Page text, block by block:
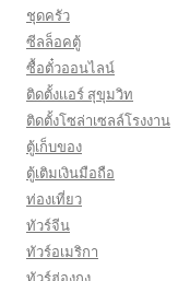
ชุดครัว
ซีลล็อคตู้
ซื้อตั๋วออนไลน์
ติดตั้งเเอร์ สุขุมวิท
ติดตั้งโซล่าเซลล์โรงงาน
ตู้เก็บของ
ตู้เติมเงินมือถือ
ท่องเที่ยว
ทัวร์จีน
ทัวร์อเมริกา